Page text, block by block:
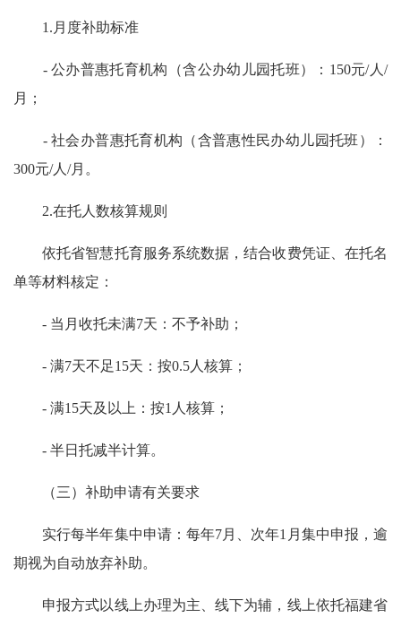
1.月度补助标准
- 公办普惠托育机构（含公办幼儿园托班）：150元/人/
月；
- 社会办普惠托育机构（含普惠性民办幼儿园托班）：
300元/人/月。
2.在托人数核算规则
依托省智慧托育服务系统数据，结合收费凭证、在托名
单等材料核定：
- 当月收托未满7天：不予补助；
- 满7天不足15天：按0.5人核算；
- 满15天及以上：按1人核算；
- 半日托减半计算。
（三）补助申请有关要求
实行每半年集中申请：每年7月、次年1月集中申报，逾
期视为自动放弃补助。
申报方式以线上办理为主、线下为辅，线上依托福建省